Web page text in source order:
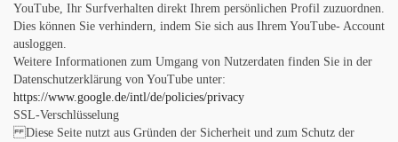
YouTube, Ihr Surfverhalten direkt Ihrem persönlichen Profil zuzuordnen.
Dies können Sie verhindern, indem Sie sich aus Ihrem YouTube- Account
ausloggen.
Weitere Informationen zum Umgang von Nutzerdaten finden Sie in der
Datenschutzerklärung von YouTube unter:
https://www.google.de/intl/de/policies/privacy
SSL-Verschlüsselung
Diese Seite nutzt aus Gründen der Sicherheit und zum Schutz der